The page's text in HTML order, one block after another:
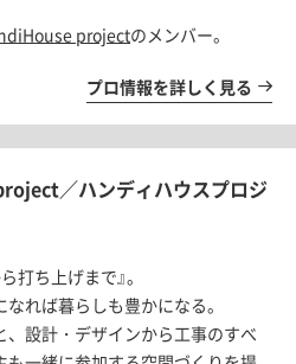
projectのメンバー。
プロ情報を詳しく見る
／ハンディハウスプロジ
打ち上げまで』。
れば暮らしも豊かになる。
、設計・デザインから工事のすべ